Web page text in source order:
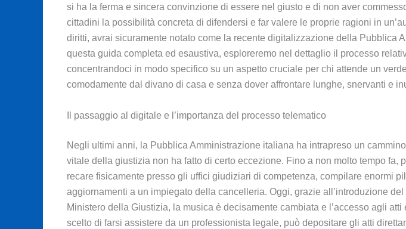
si ha la ferma e sincera convinzione di essere nel giusto e di non aver
cittadini la possibilità concreta di difendersi e far valere le proprie ragioni in
diritti, avrai sicuramente notato come la recente digitalizzazione della Pubblica
questa guida completa ed esaustiva, esploreremo nel dettaglio il processo
concentrandoci in modo specifico su un aspetto cruciale per chi attende un
comodamente dal divano di casa e senza dover affrontare lunghe, snervanti e
Il passaggio al digitale e l’importanza del processo telematico
Negli ultimi anni, la Pubblica Amministrazione italiana ha intrapreso un
vitale della giustizia non ha fatto di certo eccezione. Fino a non molto tempo
recare fisicamente presso gli uffici giudiziari di competenza, compilare enormi
aggiornamenti a un impiegato della cancelleria. Oggi, grazie all’introduzione
Ministero della Giustizia, la musica è decisamente cambiata e l’accesso agli
scelto di farsi assistere da un professionista legale, può depositare gli atti